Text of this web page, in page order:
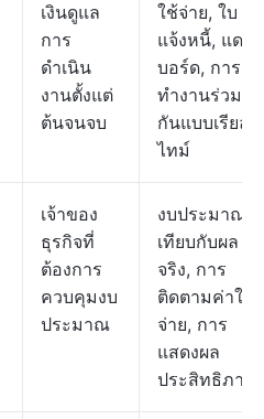
เงินดูแล
การ
ดำเนิน
งานตั้งแต่
ต้นจนจบ
ใช้จ่าย, ใบ
แจ้งหนี้, แดช
บอร์ด, การ
ทำงานร่วม
กันแบบเรียล
ไทม์
เจ้าของ
ธุรกิจที่
ต้องการ
ควบคุมงบ
ประมาณ
งบประมาณ
เทียบกับผล
จริง, การ
ติดตามค่าใช้
จ่าย, การ
แสดงผล
ประสิทธิภาพ